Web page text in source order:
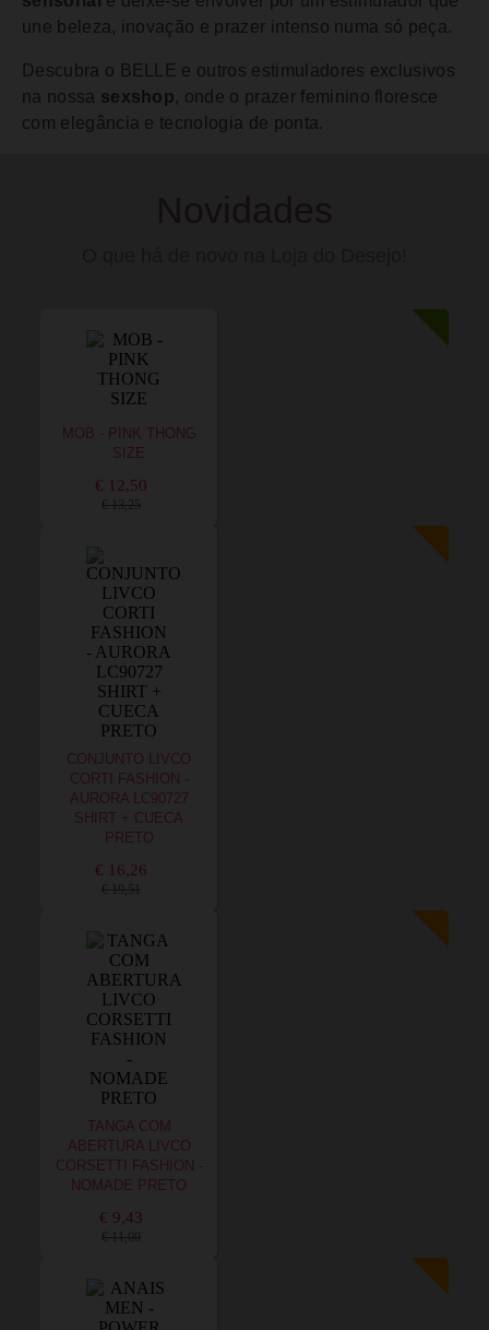
une beleza, inovação e prazer intenso numa só peça.
Descubra o BELLE e outros estimuladores exclusivos
na nossa sexshop, onde o prazer feminino floresce
com elegância e tecnologia de ponta.
MOB - PINK THONG
SIZE
€ 12,50
€ 13,25
CONJUNTO LIVCO
CORTI FASHION -
AURORA LC90727
SHIRT + CUECA
PRETO
€ 16,26
€ 19,51
TANGA COM
ABERTURA LIVCO
CORSETTI FASHION -
NOMADE PRETO
€ 9,43
€ 11,00